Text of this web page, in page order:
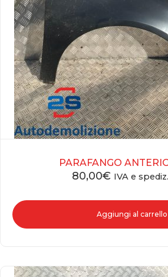
PARAFANGO
80,00€ IVA e
Aggiungi al carrello